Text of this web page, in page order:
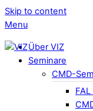
Skip to content
Menu
Über VIZ
Seminare
CMD-